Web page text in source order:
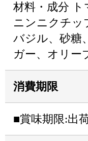
材料・成分 ト
ニンニクチッ
バジル、砂糖
ガー、オリー
消費期限
■賞味期限:出